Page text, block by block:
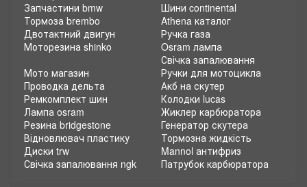
Запчастини bmw
Тормоза brembo
Двотактний двигун
Моторезина shinko
Шини continental
Athena каталог
Ручка газа
Osram лампа
Свічка запалювання
Мото магазин
Проводка дельта
Ремкомплект шин
Лампа osram
Резина bridgestone
Відновлювач пластику
Диски trw
Свічка запалювання ngk
Ручки для мотоцикла
Акб на скутер
Колодки lucas
Жиклер карбюратора
Генератор скутера
Тормозна жидкість
Mannol антифриз
Патрубок карбюратора